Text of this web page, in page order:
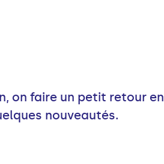
on faire un petit retour en
nouveautés.